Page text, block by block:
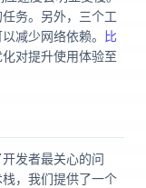
务。另外，三个工
减少网络依赖。 比
对提升使用体验至
发者最关心的问
，我们提供了一个